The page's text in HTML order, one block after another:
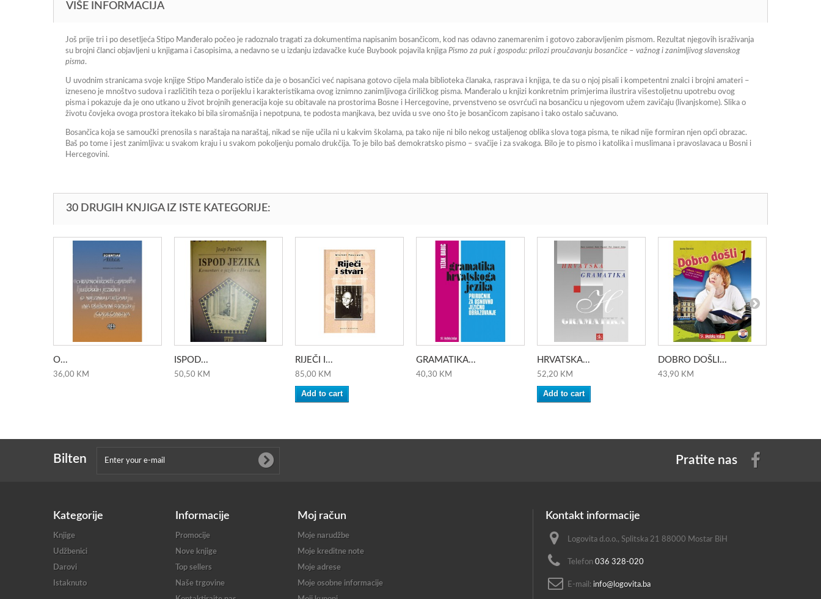
VIŠE INFORMACIJA
Još prije tri i po desetljeća Stipo Manđeralo počeo je radoznalo tragati za dokumentima napisanim bosančicom, kod nas odavno zanemarenim i gotovo zaboravljenim pismom. Rezultat njegovih israživanja
su brojni članci objavljeni u knjigama i časopisima, a nedavno se u izdanju izdavačke kuće Buybook pojavila knjiga Pismo za puk i gospodu: prilozi proučavanju bosančice – važnog i zanimljivog slavenskog
pisma.
U uvodnim stranicama svoje knjige Stipo Manđeralo ističe da je o bosančici već napisana gotovo cijela mala biblioteka članaka, rasprava i knjiga, te da su o njoj pisali i kompetentni znalci i brojni amateri –
izneseno je mnoštvo sudova i različitih teza o porijeklu i karakteristikama ovog iznimno zanimljivoga ćiriličkog pisma. Manđeralo u knjizi konkretnim primjerima ilustrira višestoljetnu upotrebu ovog
pisma i pokazuje da je ono utkano u život brojnih generacija koje su obitavale na prostorima Bosne i Hercegovine, prvenstveno se osvrćući na bosančicu u njegovom užem zavičaju (livanjskome). Slika o
životu čovjeka ovoga prostora itekako bi bila siromašnija i nepotpuna, te podosta manjkava, bez uvida u sve ono što je bosančicom zapisano i tako ostalo sačuvano.
Bosančica koja se samoučki prenosila s naraštaja na naraštaj, nikad se nije učila ni u kakvim školama, pa tako nije ni bilo nekog ustaljenog oblika slova toga pisma, te nikad nije formiran njen opći obrazac.
Baš po tome i jest zanimljiva: u svakom kraju i u svakom pokoljenju pomalo drukčija. To je bilo baš demokratsko pismo – svačije i za svakoga. Bilo je to pismo i katolika i muslimana i pravoslavaca u Bosni i
Hercegovini.
30 DRUGIH KNJIGA IZ ISTE KATEGORIJE:
O...
36,00 KM
ISPOD...
50,50 KM
RIJEČI I...
85,00 KM
Add to cart
GRAMATIKA...
40,30 KM
HRVATSKA...
52,20 KM
Add to cart
DOBRO DOŠLI...
43,90 KM
Bilten Pratite nas
Kategorije
Knjige
Udžbenici
Darovi
Istaknuto
Informacije
Promocije
Nove knjige
Top sellers
Naše trgovine
Moj račun
Moje narudžbe
Moje kreditne note
Moje adrese
Moje osobne informacije
Kontakt informacije
Logovita d.o.o., Splitska 21 88000 Mostar BiH
Telefon 036 328-020
E-mail: info@logovita.ba